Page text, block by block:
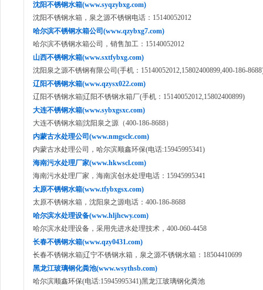
沈阳不锈钢水箱(www.syqzybxg.com)
沈阳不锈钢水箱，泉之源不锈钢电话：15140052012
哈尔滨不锈钢水箱公司(www.qzybxg7.com)
哈尔滨不锈钢水箱公司，销售加工：15140052012
山西不锈钢水箱(www.sxtfybxg.com)
沈阳泉之源不锈钢有限公司(手机：15140052012,15802400899,400-186-
辽阳不锈钢水箱(www.qzysx022.com)
辽阳不锈钢水箱|辽阳不锈钢水箱厂(手机：15140052012,15802400899)
大连不锈钢水箱(www.sybxgsxc.com)
大连不锈钢水箱|沈阳泉之源（400-186-8688）
内蒙古水处理公司(www.nmgsclc.com)
内蒙古水处理公司，哈尔滨顺鑫环保(电话:15945995341)
海南污水处理厂家(www.hkwscl.com)
海南污水处理厂家，海南滨创水处理电话：15945995341
太原不锈钢水箱(www.tfybxgsx.com)
太原不锈钢水箱，沈阳泉之源电话：400-186-8688
哈尔滨水处理设备(www.hljhcwy.com)
哈尔滨水处理设备，采用先进水处理技术，400-060-4458
长春不锈钢水箱(www.qzy0431.com)
长春不锈钢水箱|辽宁不锈钢水箱，泉之源不锈钢水箱：18504410699
黑龙江玻璃钢化粪池(www.wsythsb.com)
哈尔滨顺鑫环保(电话:15945995341)黑龙江玻璃钢化粪池